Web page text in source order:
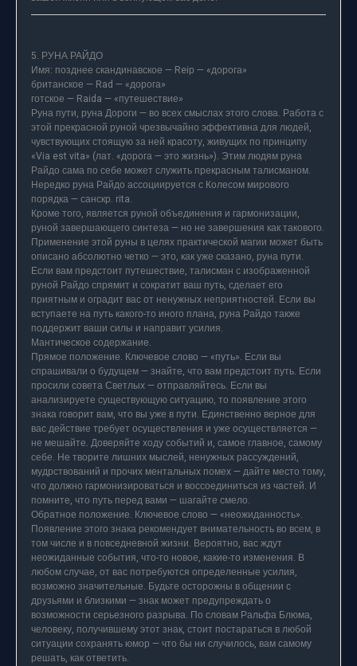
5. РУНА РАЙДО
Имя: позднее скандинавское — Reiр — «дорога»
британское — Rad — «дорога»
готское — Raida — «путешествие»
Руна пути, руна Дороги — во всех смыслах этого слова. Работа с
этой прекрасной руной чрезвычайно эффективна для людей,
чувствующих стоящую за ней красоту, живущих по принципу
«Via est vita» (лат. «дорога — это жизнь»). Этим людям руна
Райдо сама по себе может служить прекрасным талисманом.
Нередко руна Райдо ассоциируется с Колесом мирового
порядка — санскр. rita.
Кроме того, является руной объединения и гармонизации,
руной завершающего синтеза — но не завершения как такового.
Применение этой руны в целях практической магии может быть
описано абсолютно четко — это, как уже сказано, руна пути.
Если вам предстоит путешествие, талисман с изображенной
руной Райдо спрямит и сократит ваш путь, сделает его
приятным и оградит вас от ненужных неприятностей. Если вы
вступаете на путь какого-то иного плана, руна Райдо также
поддержит ваши силы и направит усилия.
Мантическое содержание.
Прямое положение. Ключевое слово — «путь». Если вы
спрашивали о будущем — знайте, что вам предстоит путь. Если
просили совета Светлых — отправляйтесь. Если вы
анализируете существующую ситуацию, то появление этого
знака говорит вам, что вы уже в пути. Единственно верное для
вас действие требует осуществления и уже осуществляется —
не мешайте. Доверяйте ходу событий и, самое главное, самому
себе. Не творите лишних мыслей, ненужных рассуждений,
мудрствований и прочих ментальных помех — дайте место тому,
что должно гармонизироваться и воссоединиться из частей. И
помните, что путь перед вами — шагайте смело.
Обратное положение. Ключевое слово — «неожиданность».
Появление этого знака рекомендует внимательность во всем, в
том числе и в повседневной жизни. Вероятно, вас ждут
неожиданные события, что-то новое, какие-то изменения. В
любом случае, от вас потребуются определенные усилия,
возможно значительные. Будьте осторожны в общении с
друзьями и близкими — знак может предупреждать о
возможности серьезного разрыва. По словам Ральфа Блюма,
человеку, получившему этот знак, стоит постараться в любой
ситуации сохранять юмор — что бы ни случилось, вам самому
решать, как ответить.